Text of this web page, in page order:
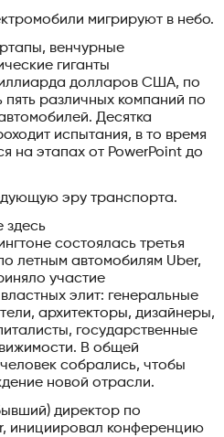
мигрируют в небо.
венчурные
гиганты
долларов США, по
различных компаний по
Десятка
испытания, в то время
на этапах от PowerPoint до
эру транспорта.
здесь
состоялась третья
летным автомобилям Uber,
участие
элит: генеральные
архитекторы, дизайнеры,
государственные
В общей
собрались, чтобы
новой отрасли.
директор по
инициировал конференцию